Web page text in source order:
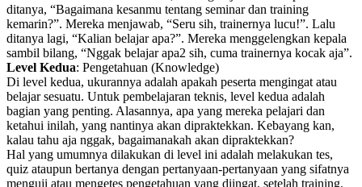
ditanya, “Bagaimana kesanmu tentang seminar dan training
kemarin?”. Mereka menjawab, “Seru sih, trainernya lucu!”. Lalu
ditanya lagi, “Kalian belajar apa?”. Mereka menggelengkan kepala
sambil bilang, “Nggak belajar apa2 sih, cuma trainernya kocak aja”.
Level Kedua: Pengetahuan (Knowledge)
Di level kedua, ukurannya adalah apakah peserta mengingat atau
belajar sesuatu. Untuk pembelajaran teknis, level kedua adalah
bagian yang penting. Alasannya, apa yang mereka pelajari dan
ketahui inilah, yang nantinya akan dipraktekkan. Kebayang kan,
kalau tahu aja nggak, bagaimanakah akan dipraktekkan?
Hal yang umumnya dilakukan di level ini adalah melakukan tes,
quiz ataupun bertanya dengan pertanyaan-pertanyaan yang sifatnya
menguji atau mengetes pengetahuan yang diingat, setelah training.